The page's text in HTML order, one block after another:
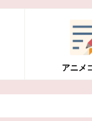
アニメ